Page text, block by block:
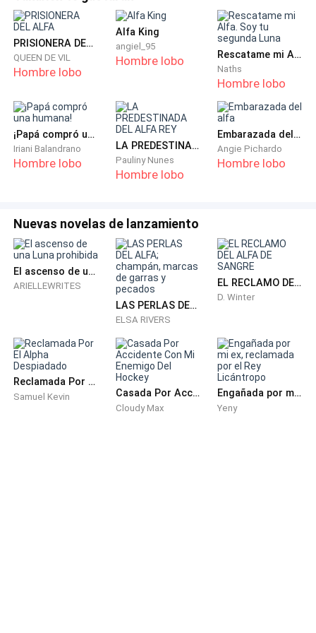
se fue chillando a su habitación.
Lágrimas de cocodrilo.
Mi madre discutió brevemente con Martín y se fue
detrás de Cristina.
—Lo siento —se disculpo conmigo cuando quedamos
a solas—. No quería malograr el desayuno.
también discuto con mamá.
***
Ingresé a mi casa cansada después de dar mi último
examen del curso, y dando por terminada mi curso de
biología, ahora solo me quedaba esperar que en los
próximos días me manden mis calificaciones
virtualmente.
Ingresé directamente a la cocina, saqué un gran tazón
PRISIONERA DEL ALFA
QUEEN DE VIL
Hombre lobo
Alfa King
angiel_95
Hombre lobo Rescatame mi Alfa. Soy tu segunda Luna
Naths
Hombre lobo
¡Papá compró una humana!
Iriani Balandrano
Hombre lobo
LA PREDESTINADA DEL ALFA REY
Pauliny Nunes
Hombre lobo
Embarazada del alfa
Angie Pichardo
Hombre lobo
Nuevas novelas de lanzamiento
El ascenso de una Luna prohibida
ARIELLEWRITES
LAS PERLAS DEL ALFA; champán, marcas de garras y pecados
ELSA RIVERS
EL RECLAMO DEL ALFA DE SANGRE
D. Winter
Reclamada Por El Alpha Despiadado
Samuel Kevin Casada Por Accidente Con Mi Enemigo Del Hockey
Cloudy Max
Engañada por mi ex, reclamada por el Rey Licántropo
Yeny